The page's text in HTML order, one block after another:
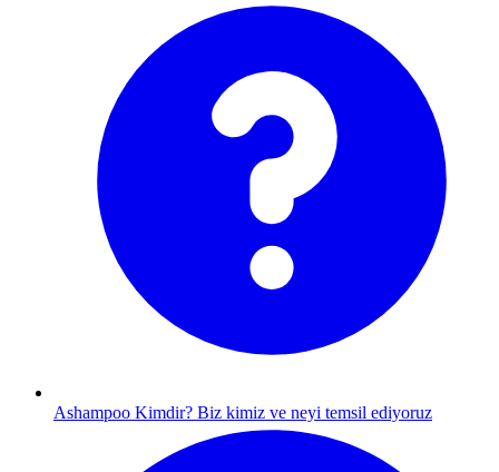
Ashampoo Kimdir? Biz kimiz ve neyi temsil ediyoruz